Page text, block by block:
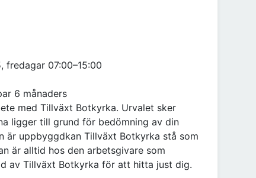
fredagar 07:00–15:00
6 månaders
med Tillväxt Botkyrka. Urvalet sker
ligger till grund för bedömning av din
är uppbyggdkan Tillväxt Botkyrka stå som
är alltid hos den arbetsgivare som
av Tillväxt Botkyrka för att hitta just dig.